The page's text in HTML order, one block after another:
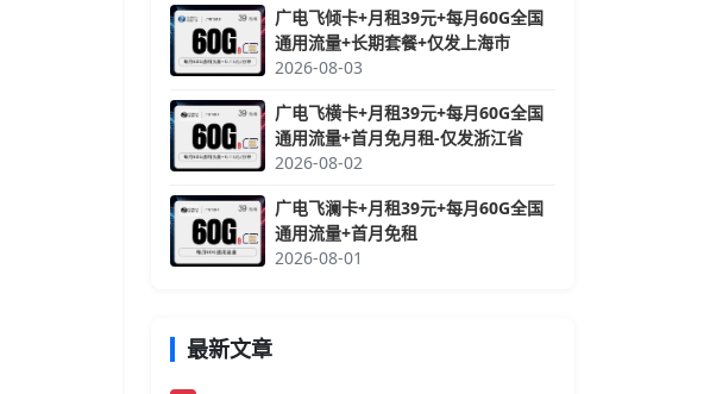
广电飞倾卡+月租39元+每月60G全国
通用流量+长期套餐+仅发上海市
2026-08-03
广电飞横卡+月租39元+每月60G全国
通用流量+首月免月租-仅发浙江省
2026-08-02
广电飞澜卡+月租39元+每月60G全国
通用流量+首月免租
2026-08-01
最新文章